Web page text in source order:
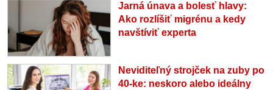
Jarná únava a bolesť hlavy:
Ako rozlíšiť migrénu a kedy
navštíviť experta
Neviditeľný strojček na zuby po
40-ke: neskoro alebo ideálny